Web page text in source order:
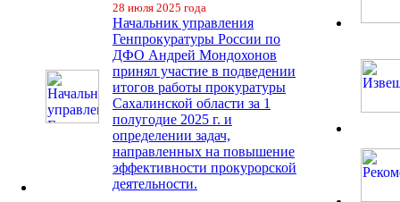
28 июля 2025 года
Начальник управления
Генпрокуратуры России по
ДФО Андрей Мондохонов
принял участие в подведении
итогов работы прокуратуры
Сахалинской области за 1
полугодие 2025 г. и
определении задач,
направленных на повышение
эффективности прокурорской
деятельности.